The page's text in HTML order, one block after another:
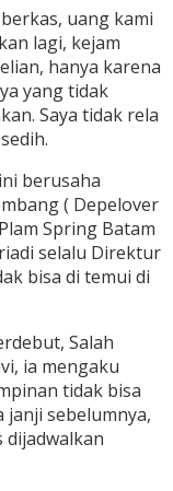
uang kami
lagi, kejam
hanya karena
yang tidak
Saya tidak rela
berusaha
( Depelover
Spring Batam
selalu Direktur
bisa di temui di
Salah
ia mengaku
tidak bisa
janji sebelumnya,
dijadwalkan